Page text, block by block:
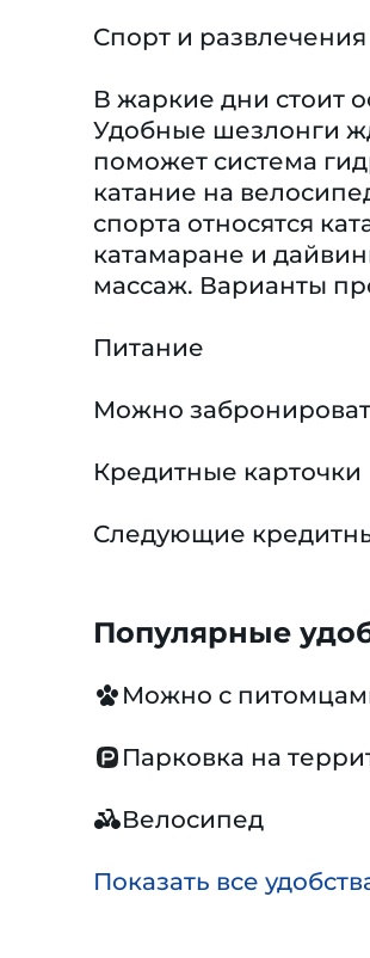
Спорт и развлечения
В жаркие дни стоит
Удобные шезлонги
поможет система
катание на
спорта относятся
катамаране и
массаж. Варианты
Питание
Можно
Кредитные карточки
Следующие
Популярные
Можно с
Парковка на
Велосипед
Показать все